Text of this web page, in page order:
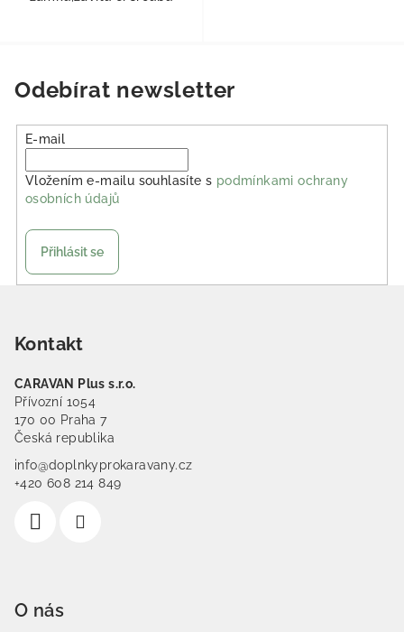
Odebírat newsletter
E-mail
Vložením e-mailu souhlasíte s podmínkami ochrany
osobních údajů
Přihlásit se
Kontakt
CARAVAN Plus s.r.o.
Přívozní 1054
170 00 Praha 7
Česká republika
info@doplnkyprokaravany.cz
+420 608 214 849
O nás